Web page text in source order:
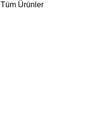
Tüm Ürünler